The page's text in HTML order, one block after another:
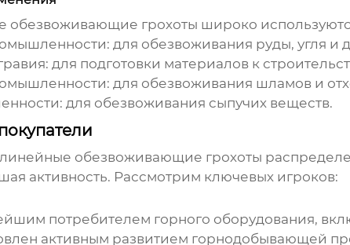
обезвоживающие грохоты широко
для обезвоживания руды, угля и
для подготовки материалов к
для обезвоживания шламов и
для обезвоживания сыпучих веществ.
обезвоживающие грохоты
активность. Рассмотрим ключевых игроков:
потребителем горного оборудования,
активным развитием горнодобывающей